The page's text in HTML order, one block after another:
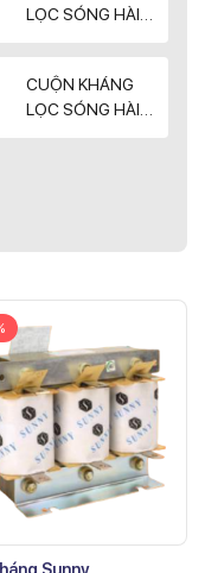
LỌC SÓNG HÀI
CUỘN KHÁNG
LỌC SÓNG HÀI
Sunny